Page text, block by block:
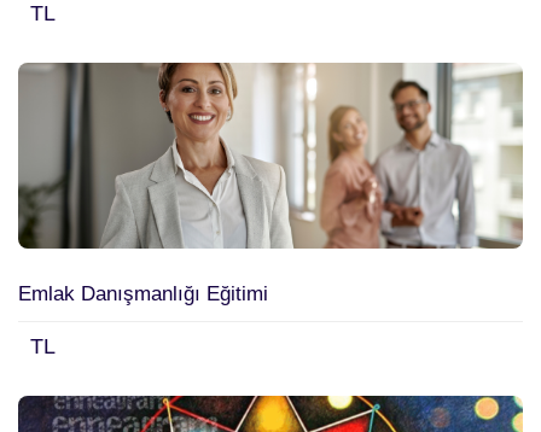
TL
Emlak Danışmanlığı Eğitimi
TL